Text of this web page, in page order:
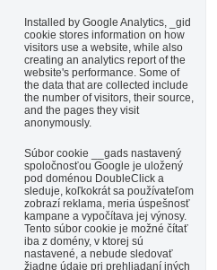
Installed by Google Analytics, _gid
cookie stores information on how
visitors use a website, while also
creating an analytics report of the
website's performance. Some of
the data that are collected include
the number of visitors, their source,
and the pages they visit
anonymously.
Súbor cookie __gads nastavený
spoločnosťou Google je uložený
pod doménou DoubleClick a
sleduje, koľkokrát sa používateľom
zobrazí reklama, meria úspešnosť
kampane a vypočítava jej výnosy.
Tento súbor cookie je možné čítať
iba z domény, v ktorej sú
nastavené, a nebude sledovať
žiadne údaje pri prehliadaní iných